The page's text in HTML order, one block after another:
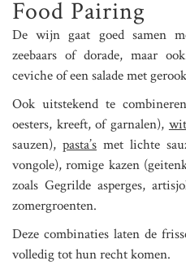
Food Pairing
De wijn gaat goed samen
zeebaars of dorade, maar
ceviche of een salade met
Ook uitstekend te
oesters, kreeft, of garnalen),
sauzen), pasta’s met lichte
vongole), romige kazen
zoals Gegrilde asperges,
zomergroenten.
Deze combinaties laten de
volledig tot hun recht komen.